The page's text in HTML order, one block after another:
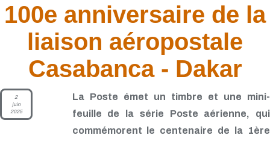
100e anniversaire de la
liaison aéropostale
Casabanca - Dakar
2
juin
2025
La Poste émet un timbre et une mini-
feuille de la série Poste aérienne, qui
commémorent le centenaire de la 1ère